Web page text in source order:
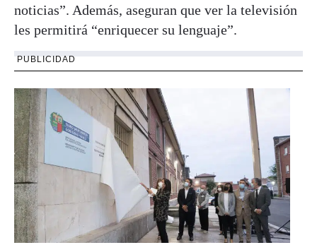
noticias”. Además, aseguran que ver la televisión
les permitirá “enriquecer su lenguaje”.
PUBLICIDAD